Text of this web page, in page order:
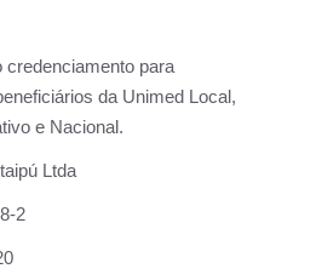
credenciamento para
da Unimed Local,
e Nacional.
Ltda
2